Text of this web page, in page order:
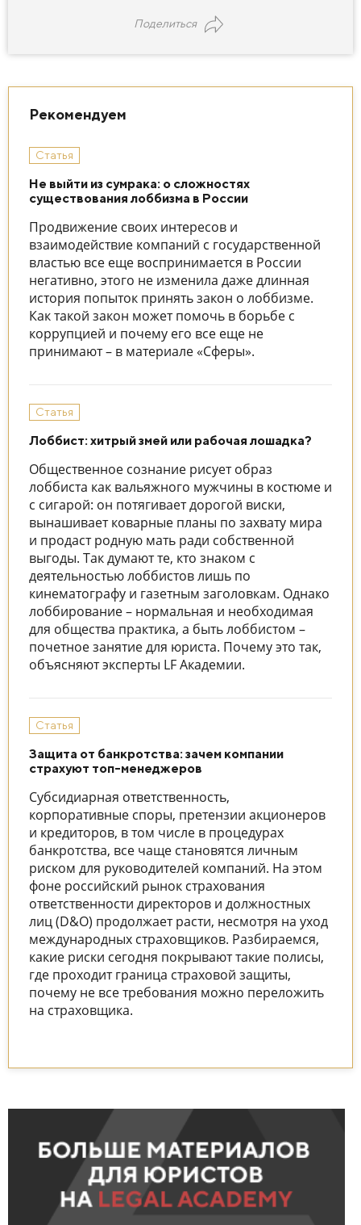
Поделиться
Рекомендуем
Статья
Не выйти из сумрака: о сложностях
существования лоббизма в России
Продвижение своих интересов и
взаимодействие компаний с государственной
властью все еще воспринимается в России
негативно, этого не изменила даже длинная
история попыток принять закон о лоббизме.
Как такой закон может помочь в борьбе с
коррупцией и почему его все еще не
принимают – в материале «Сферы».
Статья
Лоббист: хитрый змей или рабочая лошадка?
Общественное сознание рисует образ
лоббиста как вальяжного мужчины в костюме и
с сигарой: он потягивает дорогой виски,
вынашивает коварные планы по захвату мира
и продаст родную мать ради собственной
выгоды. Так думают те, кто знаком с
деятельностью лоббистов лишь по
кинематографу и газетным заголовкам. Однако
лоббирование – нормальная и необходимая
для общества практика, а быть лоббистом –
почетное занятие для юриста. Почему это так,
объясняют эксперты LF Академии.
Статья
Защита от банкротства: зачем компании
страхуют топ-менеджеров
Субсидиарная ответственность,
корпоративные споры, претензии акционеров
и кредиторов, в том числе в процедурах
банкротства, все чаще становятся личным
риском для руководителей компаний. На этом
фоне российский рынок страхования
ответственности директоров и должностных
лиц (D&O) продолжает расти, несмотря на уход
международных страховщиков. Разбираемся,
какие риски сегодня покрывают такие полисы,
где проходит граница страховой защиты,
почему не все требования можно переложить
на страховщика.